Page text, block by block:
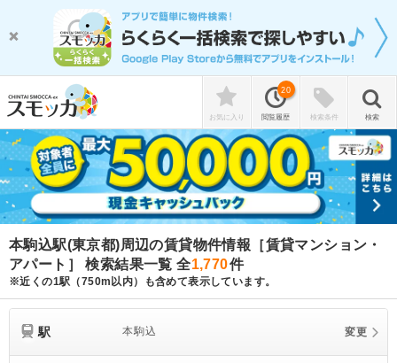
お気に入り 閲覧履歴
20
検索条件 検索
本駒込駅(東京都)周辺の賃貸物件情報［賃貸マンション・
アパート］ 検索結果一覧全1,770件
※近くの1駅（750m以内）も含めて表示しています。
駅 本駒込 変更